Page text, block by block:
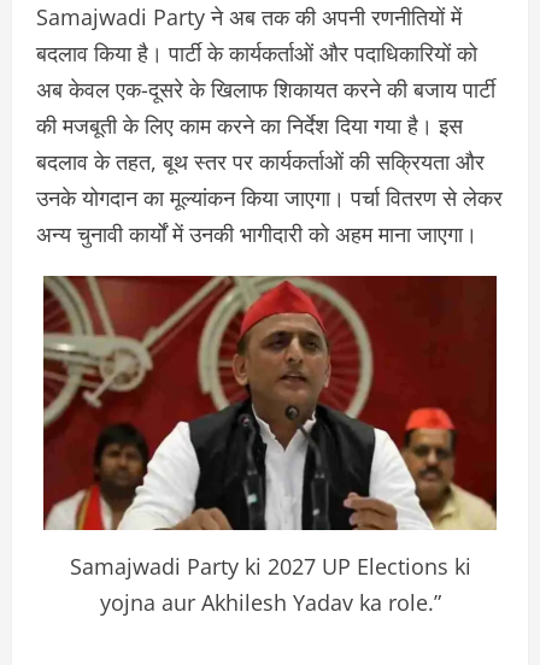
Samajwadi Party ने अब तक की अपनी रणनीतियों में
बदलाव किया है। पार्टी के कार्यकर्ताओं और पदाधिकारियों को
अब केवल एक-दूसरे के खिलाफ शिकायत करने की बजाय पार्टी
की मजबूती के लिए काम करने का निर्देश दिया गया है। इस
बदलाव के तहत, बूथ स्तर पर कार्यकर्ताओं की सक्रियता और
उनके योगदान का मूल्यांकन किया जाएगा। पर्चा वितरण से लेकर
अन्य चुनावी कार्यों में उनकी भागीदारी को अहम माना जाएगा।
Samajwadi Party ki 2027 UP Elections ki
yojna aur Akhilesh Yadav ka role.”